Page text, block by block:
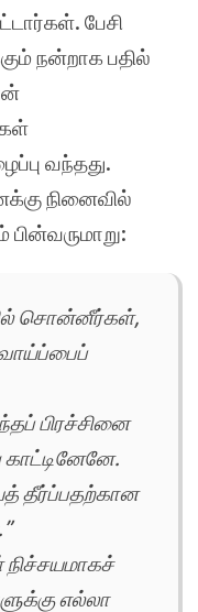
பேசி
நன்றாக பதில்
வந்தது.
நினைவில்
சொன்னீர்கள்,
பிரச்சினை
காட்டினேனே.
தீர்ப்பதற்கான
எல்லா